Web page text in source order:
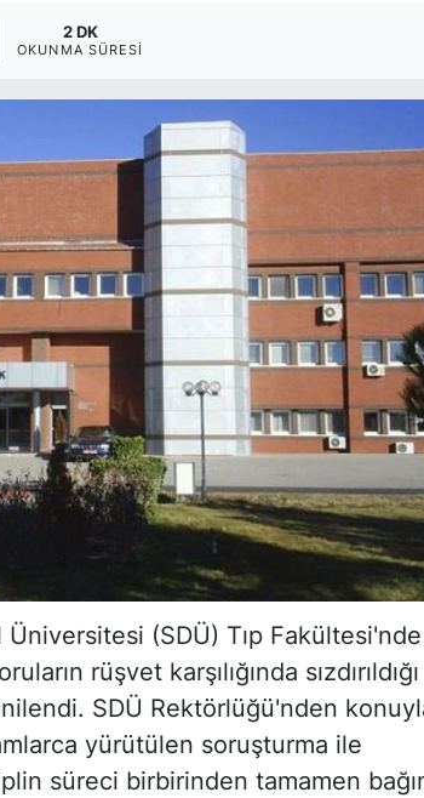
2 DK
OKUNMA SÜRESI
(SDÜ) Tıp
rüşvet karşılığında
SDÜ Rektörlüğü'nden
yürütülen soruşturma ile
süreci birbirinden tamamen